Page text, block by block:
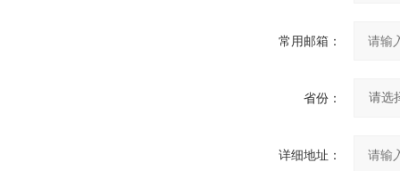
常用邮箱：
省份：
详细地址：